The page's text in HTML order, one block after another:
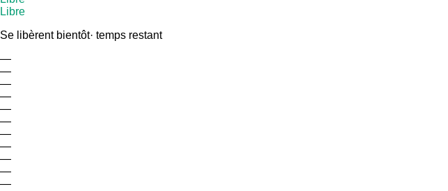
Libre
Se libèrent bientôt· temps restant
—
—
—
—
—
—
—
—
—
—
—